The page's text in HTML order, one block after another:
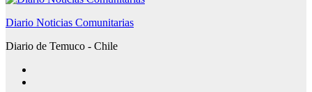
Diario Noticias Comunitarias
Diario de Temuco - Chile